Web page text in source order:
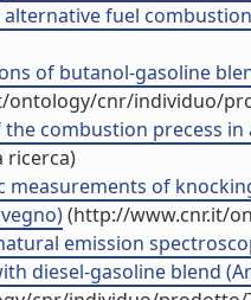
fuel
of butanol-gasoline
ontology/cnr/individuo/
combustion precess
ricerca)
measurements of
(http://www.cnr.it/
emission
diesel-gasoline blend